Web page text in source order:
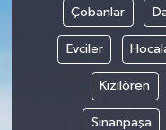
Çobanlar
Evciler
Kızılören
Sinanpaşa